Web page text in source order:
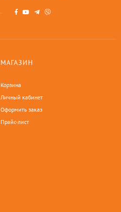
МАГАЗИН
Корзина
Личный кабинет
Оформить заказ
Прайс-лист